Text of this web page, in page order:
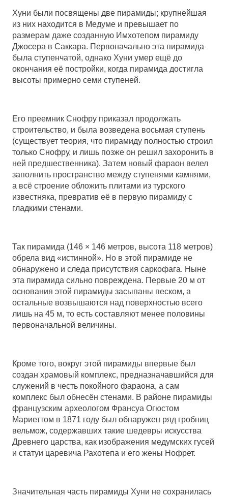
Хуни были посвящены две пирамиды; крупнейшая
из них находится в Медуме и превышает по
размерам даже созданную Имхотепом пирамиду
Джосера в Саккара. Первоначально эта пирамида
была ступенчатой, однако Хуни умер ещё до
окончания её постройки, когда пирамида достигла
высоты примерно семи ступеней.
Его преемник Снофру приказал продолжать
строительство, и была возведена восьмая ступень
(существует теория, что пирамиду полностью строил
только Снофру, и лишь позже он решил захоронить в
ней предшественника). Затем новый фараон велел
заполнить пространство между ступенями камнями,
а всё строение обложить плитами из турского
известняка, превратив её в первую пирамиду с
гладкими стенами.
Так пирамида (146 × 146 метров, высота 118 метров)
обрела вид «истинной». Но в этой пирамиде не
обнаружено и следа присутствия саркофага. Ныне
эта пирамида сильно повреждена. Первые 20 м от
основания этой пирамиды засыпаны песком, а
остальные возвышаются над поверхностью всего
лишь на 45 м, то есть составляют менее половины
первоначальной величины.
Кроме того, вокруг этой пирамиды впервые был
создан храмовый комплекс, предназначавшийся для
служений в честь покойного фараона, а сам
комплекс был обнесён стенами. В районе пирамиды
французским археологом Франсуа Огюстом
Мариеттом в 1871 году был обнаружен ряд гробниц
вельмож, содержавших такие шедевры искусства
Древнего царства, как изображения медумских гусей
и статуи царевича Рахотепа и его жены Нофрет.
Значительная часть пирамиды Хуни не сохранилась